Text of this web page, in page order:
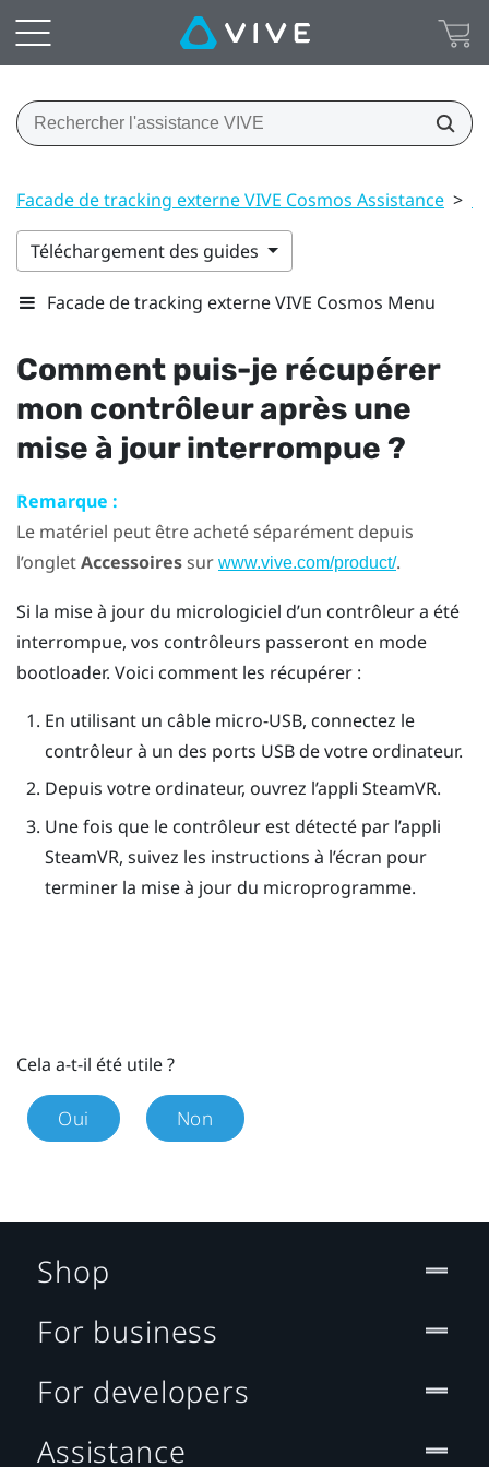
Facade de tracking externe VIVE Cosmos Assistance >
Téléchargement des guides
Facade de tracking externe VIVE Cosmos Menu
Comment puis-je récupérer
mon contrôleur après une
mise à jour interrompue ?
Remarque :
Le matériel peut être acheté séparément depuis
l’ongletAccessoiressur www.vive.com/product/.
Si la mise à jour du micrologiciel d’un contrôleur a été
interrompue, vos contrôleurs passeront en mode
bootloader. Voici comment les récupérer :
En utilisant un câble micro-USB, connectez le
contrôleur à un des ports USB de votre ordinateur.
Depuis votre ordinateur, ouvrez l’appli SteamVR.
Une fois que le contrôleur est détecté par l’appli
SteamVR, suivez les instructions à l’écran pour
terminer la mise à jour du microprogramme.
Cela a-t-il été utile ?
Oui Non
Shop
For business
For developers
Assistance